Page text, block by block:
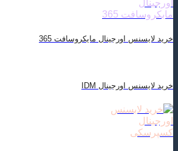
خرید لایسنس اورجینال مایکروسافت 365
خرید لایسنس اورجینال IDM